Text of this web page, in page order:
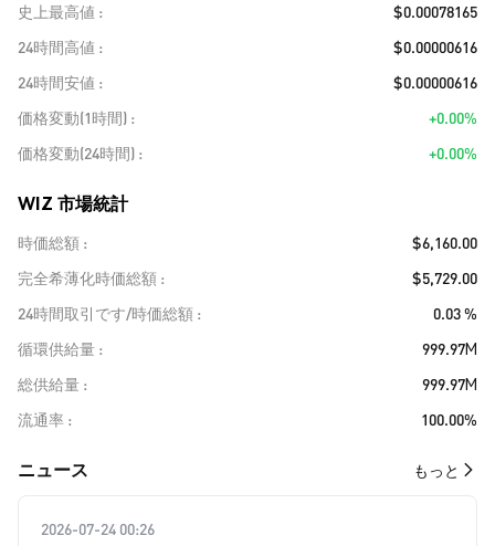
史上最高値
$0.00078165
24時間高値
$0.00000616
24時間安値
$0.00000616
価格変動(1時間)
+0.00%
価格変動(24時間)
+0.00%
WIZ 市場統計
時価総額
$6,160.00
完全希薄化時価総額
$5,729.00
24時間取引です/時価総額
0.03 %
循環供給量
999.97M
総供給量
999.97M
流通率
100.00%
​​ニュース​​ もっと
2026-07-24 00:26